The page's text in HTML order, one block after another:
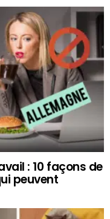
: 10 façons de
peuvent